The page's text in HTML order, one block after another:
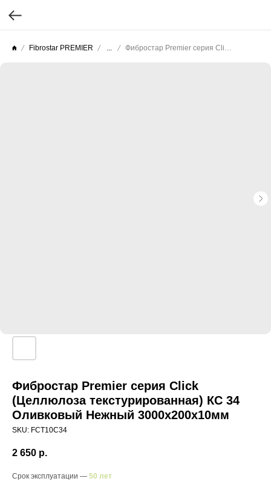
Fibrostar PREMIER ... Фибростар Premier серия Click (Целлюлоза текстурированная) КС 34 Оливковый Нежный 3000х200х10мм
Фибростар Premier серия Click
(Целлюлоза текстурированная) КС 34
Оливковый Нежный 3000х200х10мм
SKU: FCT10C34
2 650 р.
Срок эксплуатации — 50 лет